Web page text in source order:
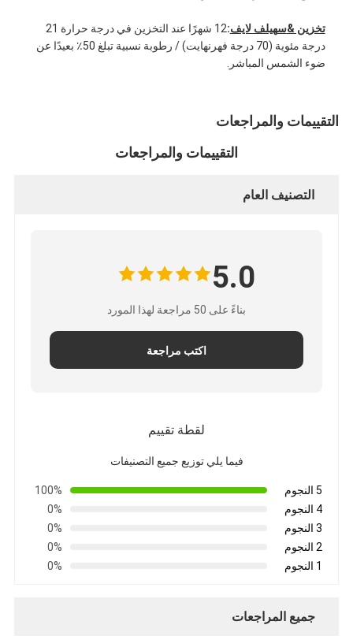
مراقبة الجودة
شريط عازل لاصق
شريط عزل قماش زجاجي
شريط من القماش الزجاجي المصنوع من رقائق الألومنيوم
قماش الألياف الزجاجية رقائق الألومنيوم
شريط احباط سكريم
شريط لاصق من القماش
شريط لاصق مزدوج الجوانب
الشريط اللاصق PET
تخزين &سهيلف لايف:
12 شهرًا عند التخزين في درجة حرارة 21
درجة مئوية (70 درجة فهرنهايت) / رطوبة نسبية تبلغ 50٪ بعيدًا عن
ضوء الشمس المباشر.
التقييمات والمراجعات
التقييمات والمراجعات
التصنيف العام
5.0
بناءً على 50 مراجعة لهذا المورد
اكتب مراجعة
لقطة تقييم
فيما يلي توزيع جميع التصنيفات
5 النجوم
100%
4 النجوم
0%
3 النجوم
0%
2 النجوم
0%
1 النجوم
0%
جميع المراجعات